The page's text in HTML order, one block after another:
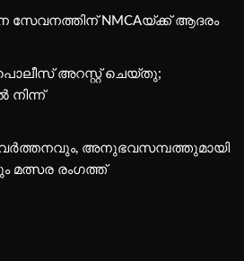
സേവനത്തിന് NMCAയ്ക്ക് ആദരം
അറസ്റ്റ് ചെയ്‌തു;
നിന്ന്
അനുഭവസമ്പത്തുമായി
മത്സര രംഗത്ത്